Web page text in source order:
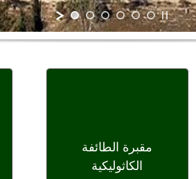
مقبرة الطائفة
الكاثوليكية